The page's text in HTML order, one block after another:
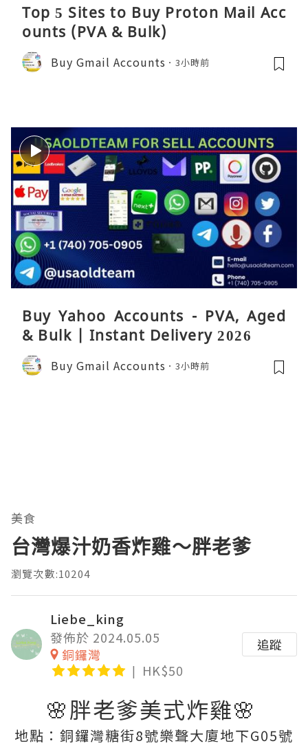
Top 5 Sites to Buy Proton Mail Acc
ounts (PVA & Bulk)
Buy Gmail Accounts 3小時前
Buy Yahoo Accounts - PVA, Aged
& Bulk | Instant Delivery 2026
Buy Gmail Accounts 3小時前
美食
台灣爆汁奶香炸雞～胖老爹
瀏覽次數:10204
Liebe_king
發佈於 2024.05.05
銅鑼灣
HK$50
追蹤
🌸胖老爹美式炸雞🌸
地點：銅鑼灣糖街8號樂聲大廈地下G05號